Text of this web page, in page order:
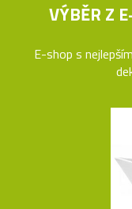
VÝBĚR Z
E-shop s